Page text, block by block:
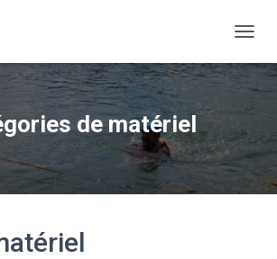
É
P
I
E
R
de matériel